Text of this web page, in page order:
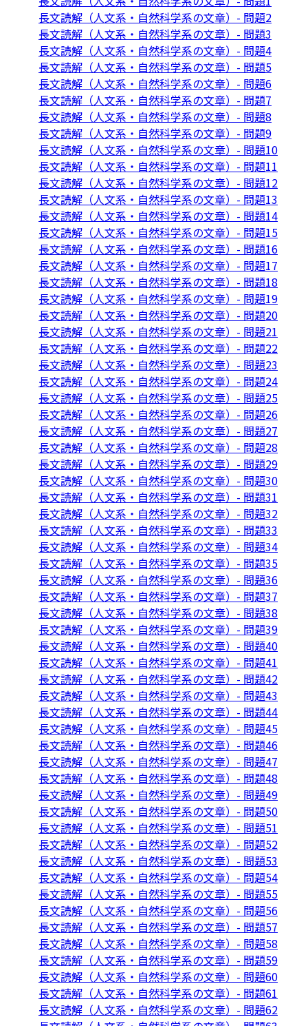
長文読解（人文系・自然科学系の文章）- 問題2
長文読解（人文系・自然科学系の文章）- 問題3
長文読解（人文系・自然科学系の文章）- 問題4
長文読解（人文系・自然科学系の文章）- 問題5
長文読解（人文系・自然科学系の文章）- 問題6
長文読解（人文系・自然科学系の文章）- 問題7
長文読解（人文系・自然科学系の文章）- 問題8
長文読解（人文系・自然科学系の文章）- 問題9
長文読解（人文系・自然科学系の文章）- 問題10
長文読解（人文系・自然科学系の文章）- 問題11
長文読解（人文系・自然科学系の文章）- 問題12
長文読解（人文系・自然科学系の文章）- 問題13
長文読解（人文系・自然科学系の文章）- 問題14
長文読解（人文系・自然科学系の文章）- 問題15
長文読解（人文系・自然科学系の文章）- 問題16
長文読解（人文系・自然科学系の文章）- 問題17
長文読解（人文系・自然科学系の文章）- 問題18
長文読解（人文系・自然科学系の文章）- 問題19
長文読解（人文系・自然科学系の文章）- 問題20
長文読解（人文系・自然科学系の文章）- 問題21
長文読解（人文系・自然科学系の文章）- 問題22
長文読解（人文系・自然科学系の文章）- 問題23
長文読解（人文系・自然科学系の文章）- 問題24
長文読解（人文系・自然科学系の文章）- 問題25
長文読解（人文系・自然科学系の文章）- 問題26
長文読解（人文系・自然科学系の文章）- 問題27
長文読解（人文系・自然科学系の文章）- 問題28
長文読解（人文系・自然科学系の文章）- 問題29
長文読解（人文系・自然科学系の文章）- 問題30
長文読解（人文系・自然科学系の文章）- 問題31
長文読解（人文系・自然科学系の文章）- 問題32
長文読解（人文系・自然科学系の文章）- 問題33
長文読解（人文系・自然科学系の文章）- 問題34
長文読解（人文系・自然科学系の文章）- 問題35
長文読解（人文系・自然科学系の文章）- 問題36
長文読解（人文系・自然科学系の文章）- 問題37
長文読解（人文系・自然科学系の文章）- 問題38
長文読解（人文系・自然科学系の文章）- 問題39
長文読解（人文系・自然科学系の文章）- 問題40
長文読解（人文系・自然科学系の文章）- 問題41
長文読解（人文系・自然科学系の文章）- 問題42
長文読解（人文系・自然科学系の文章）- 問題43
長文読解（人文系・自然科学系の文章）- 問題44
長文読解（人文系・自然科学系の文章）- 問題45
長文読解（人文系・自然科学系の文章）- 問題46
長文読解（人文系・自然科学系の文章）- 問題47
長文読解（人文系・自然科学系の文章）- 問題48
長文読解（人文系・自然科学系の文章）- 問題49
長文読解（人文系・自然科学系の文章）- 問題50
長文読解（人文系・自然科学系の文章）- 問題51
長文読解（人文系・自然科学系の文章）- 問題52
長文読解（人文系・自然科学系の文章）- 問題53
長文読解（人文系・自然科学系の文章）- 問題54
長文読解（人文系・自然科学系の文章）- 問題55
長文読解（人文系・自然科学系の文章）- 問題56
長文読解（人文系・自然科学系の文章）- 問題57
長文読解（人文系・自然科学系の文章）- 問題58
長文読解（人文系・自然科学系の文章）- 問題59
長文読解（人文系・自然科学系の文章）- 問題60
長文読解（人文系・自然科学系の文章）- 問題61
長文読解（人文系・自然科学系の文章）- 問題62